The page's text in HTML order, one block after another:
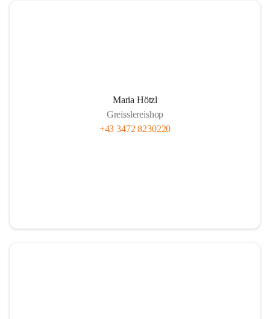
Maria Hötzl
Greisslereishop
+43 3472 8230220